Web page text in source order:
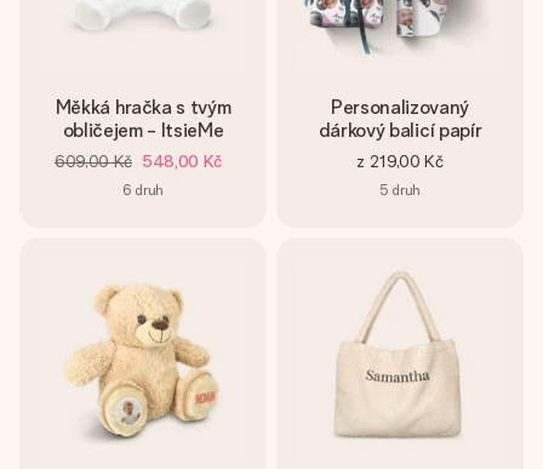
Měkká hračka s tvým
obličejem - ItsieMe
609,00 Kč 548,00 Kč
6 druh
Personalizovaný
dárkový balicí papír
z 219,00 Kč
5 druh